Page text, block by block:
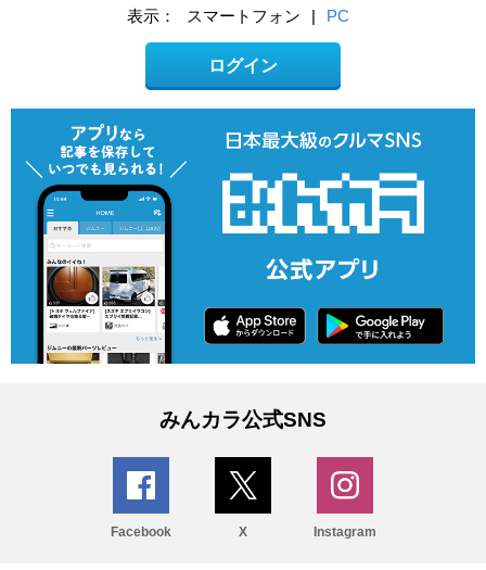
表示： スマートフォン | PC
ログイン
みんカラ公式SNS
Facebook X Instagram